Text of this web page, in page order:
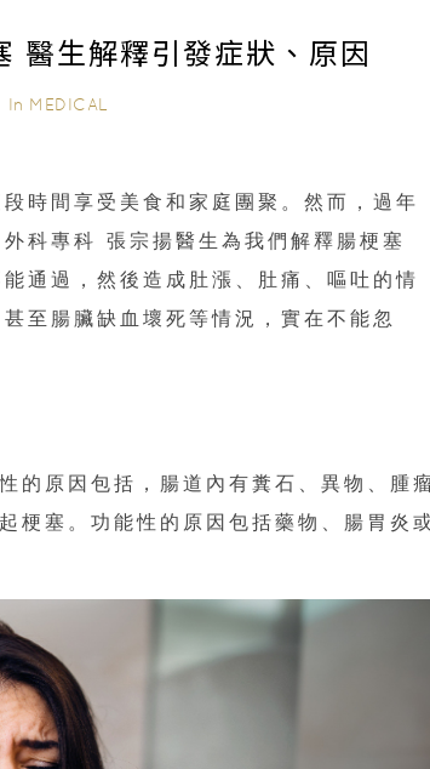
醫生解釋引發症狀、原因
In MEDICAL
時間享受美食和家庭團聚。然而，過年
科專科 張宗揚醫生為我們解釋腸梗塞
通過，然後造成肚漲、肚痛、嘔吐的情
至腸臟缺血壞死等情況，實在不能忽
的原因包括，腸道內有糞石、異物、腫
梗塞。功能性的原因包括藥物、腸胃炎